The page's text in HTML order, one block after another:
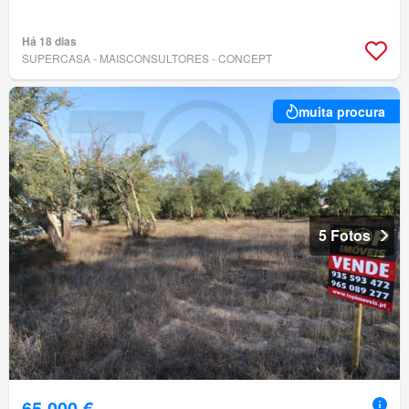
Há 18 dias
SUPERCASA - MAISCONSULTORES - CONCEPT
muita procura
5 Fotos